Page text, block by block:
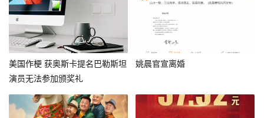
美国作梗 获奥斯卡提名巴勒斯坦
演员无法参加颁奖礼
姚晨官宣离婚